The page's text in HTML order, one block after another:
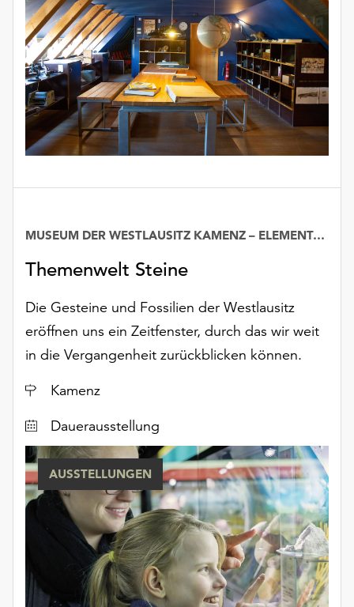
Themenwelt Steine
MUSEUM DER WESTLAUSITZ KAMENZ – ELEMENTARIUM
Die Gesteine und Fossilien der Westlausitz
eröffnen uns ein Zeitfenster, durch das wir weit
in die Vergangenheit zurückblicken können.
Ort
Kamenz
Datum
Dauerausstellung
AUSSTELLUNGEN